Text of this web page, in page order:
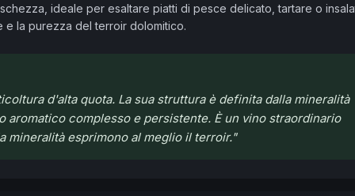
ideale per esaltare piatti di pesce delicato, tartare o
la purezza del terroir dolomitico.
d'alta quota. La sua struttura è definita dalla mineralità
complesso e persistente. È un vino straordinario
mineralità esprimono al meglio il terroir."